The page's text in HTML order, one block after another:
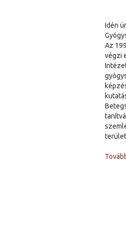
Idén
Az
végzi